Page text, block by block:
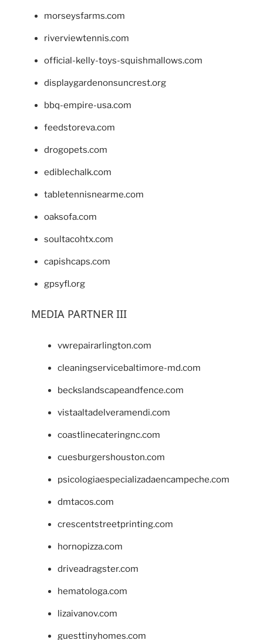
morseysfarms.com
riverviewtennis.com
official-kelly-toys-squishmallows.com
displaygardenonsuncrest.org
bbq-empire-usa.com
feedstoreva.com
drogopets.com
ediblechalk.com
tabletennisnearme.com
oaksofa.com
soultacohtx.com
capishcaps.com
gpsyfl.org
MEDIA PARTNER III
vwrepairarlington.com
cleaningservicebaltimore-md.com
beckslandscapeandfence.com
vistaaltadelveramendi.com
coastlinecateringnc.com
cuesburgershouston.com
psicologiaespecializadaencampeche.com
dmtacos.com
crescentstreetprinting.com
hornopizza.com
driveadragster.com
hematologa.com
lizaivanov.com
guesttinyhomes.com